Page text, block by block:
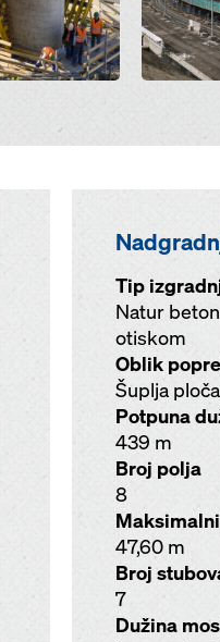
Tip
Natur
otiskom
Oblik
Šuplja ploča
Potpuna
439 m
Broj polja
8
47,60 m
Broj
7
Dužina